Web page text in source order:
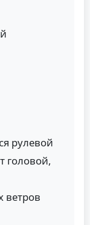
рулевой
головой,
ветров